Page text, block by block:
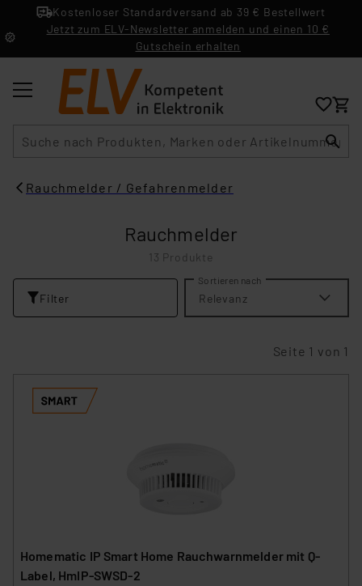
Kostenloser Standardversand ab 39 € Bestellwert
Jetzt zum ELV-Newsletter anmelden und einen 10 €
Gutschein erhalten
Rauchmelder / Gefahrenmelder
Rauchmelder
13 Produkte
Filter
Sortieren nach
Relevanz
Seite 1 von 1
Homematic IP Smart Home Rauchwarnmelder mit Q-
Label, HmIP-SWSD-2